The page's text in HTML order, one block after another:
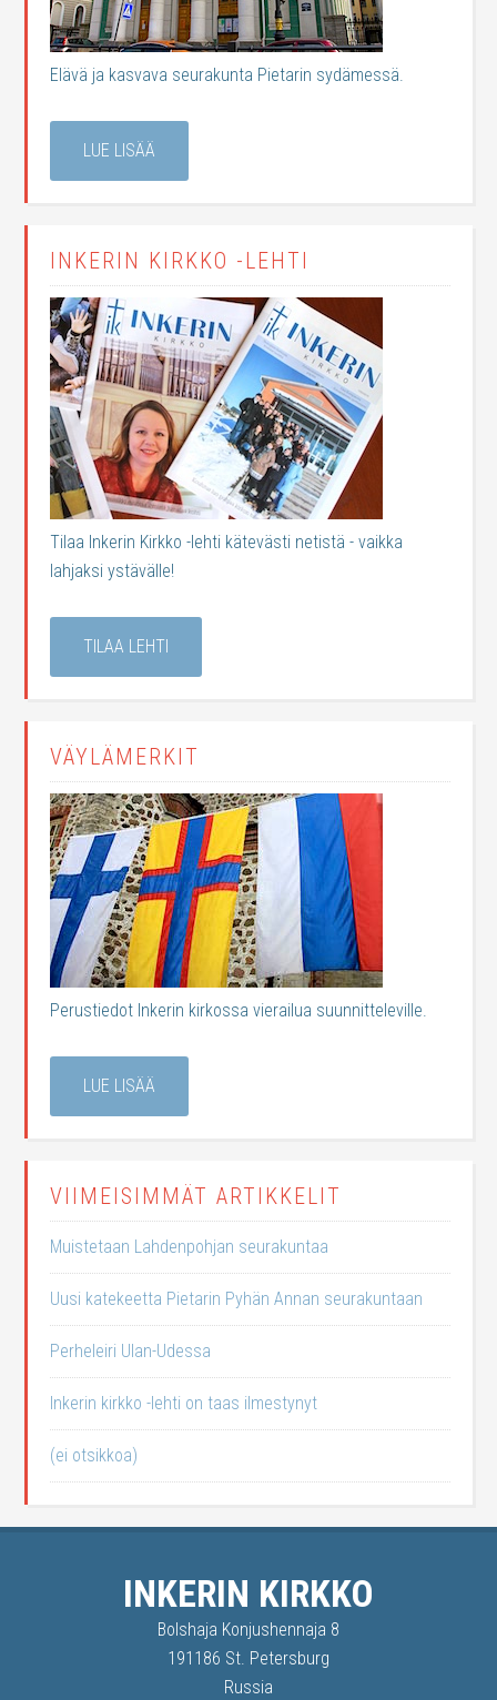
Elävä ja kasvava seurakunta Pietarin sydämessä.
LUE LISÄÄ
INKERIN KIRKKO -LEHTI
Tilaa Inkerin Kirkko -lehti kätevästi netistä - vaikka
lahjaksi ystävälle!
TILAA LEHTI
VÄYLÄMERKIT
Perustiedot Inkerin kirkossa vierailua suunnitteleville.
LUE LISÄÄ
VIIMEISIMMÄT ARTIKKELIT
Muistetaan Lahdenpohjan seurakuntaa
Uusi katekeetta Pietarin Pyhän Annan seurakuntaan
Perheleiri Ulan-Udessa
Inkerin kirkko -lehti on taas ilmestynyt
(ei otsikkoa)
INKERIN KIRKKO
Bolshaja Konjushennaja 8
191186 St. Petersburg
Russia